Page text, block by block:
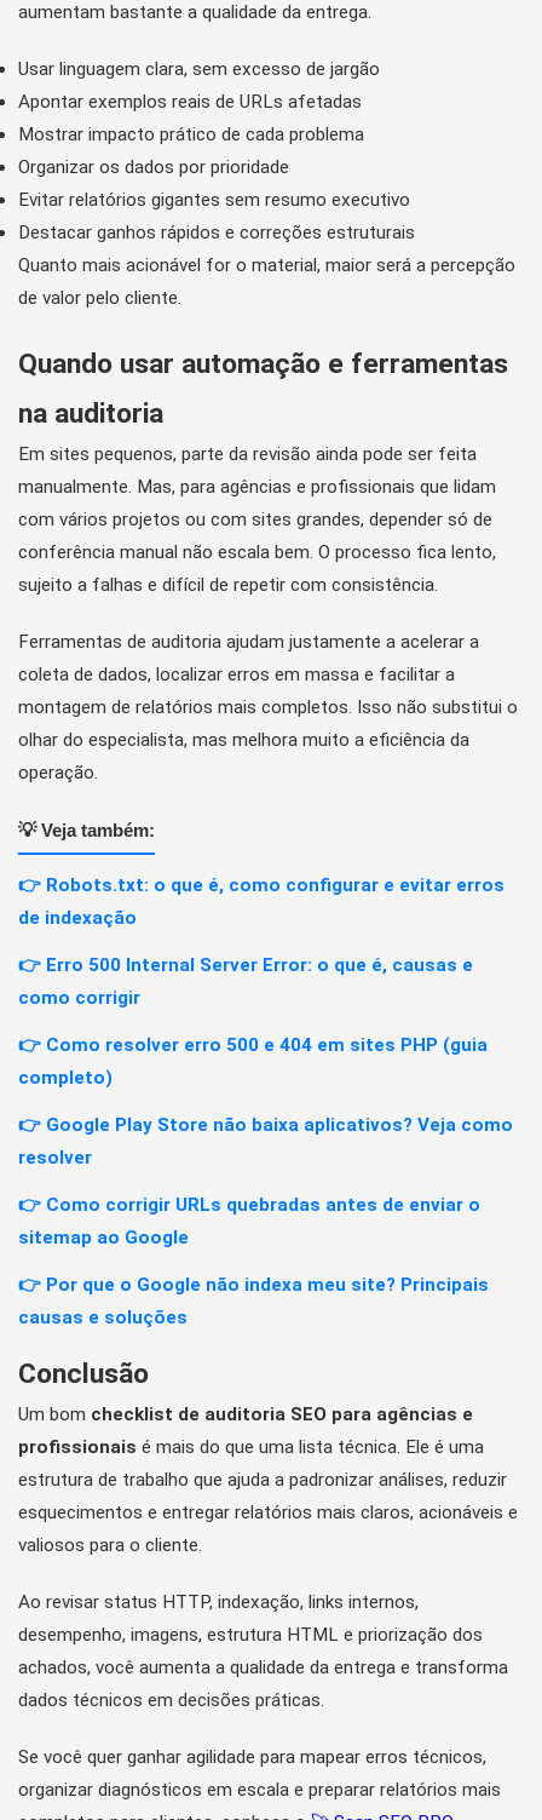
aumentam bastante a qualidade da entrega.
Usar linguagem clara, sem excesso de jargão
Apontar exemplos reais de URLs afetadas
Mostrar impacto prático de cada problema
Organizar os dados por prioridade
Evitar relatórios gigantes sem resumo executivo
Destacar ganhos rápidos e correções estruturais
Quanto mais acionável for o material, maior será a percepção
de valor pelo cliente.
Quando usar automação e ferramentas
na auditoria
Em sites pequenos, parte da revisão ainda pode ser feita
manualmente. Mas, para agências e profissionais que lidam
com vários projetos ou com sites grandes, depender só de
conferência manual não escala bem. O processo fica lento,
sujeito a falhas e difícil de repetir com consistência.
Ferramentas de auditoria ajudam justamente a acelerar a
coleta de dados, localizar erros em massa e facilitar a
montagem de relatórios mais completos. Isso não substitui o
olhar do especialista, mas melhora muito a eficiência da
operação.
💡 Veja também:
👉 Robots.txt: o que é, como configurar e evitar erros
de indexação
👉 Erro 500 Internal Server Error: o que é, causas e
como corrigir
👉 Como resolver erro 500 e 404 em sites PHP (guia
completo)
👉 Google Play Store não baixa aplicativos? Veja como
resolver
👉 Como corrigir URLs quebradas antes de enviar o
sitemap ao Google
👉 Por que o Google não indexa meu site? Principais
causas e soluções
Conclusão
Um bom checklist de auditoria SEO para agências e
profissionais é mais do que uma lista técnica. Ele é uma
estrutura de trabalho que ajuda a padronizar análises, reduzir
esquecimentos e entregar relatórios mais claros, acionáveis e
valiosos para o cliente.
Ao revisar status HTTP, indexação, links internos,
desempenho, imagens, estrutura HTML e priorização dos
achados, você aumenta a qualidade da entrega e transforma
dados técnicos em decisões práticas.
Se você quer ganhar agilidade para mapear erros técnicos,
organizar diagnósticos em escala e preparar relatórios mais